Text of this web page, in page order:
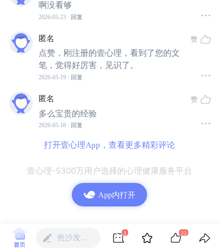
在人生低谷，无数人借助心理学的力量，重新认识自己，
人者，陪伴更多人走出心灵荒漠。
其中有很多非心理学专业的人，心中满是疑惑：
① 我很喜欢心理学，但非心理学专业也能成为心理助人者
吗？
咨询师证吗？
非心理学专业如何
啊没看够
2026-05-23 · 回复
匿名
点赞，刚注册的壹心理，看到了您的文
笔，觉得好厉害，见识了。
2026-05-19 · 回复
赞
匿名
多么宝贵的经验
2026-05-18 · 回复
赞
打开壹心理App，查看更多精彩评论
壹心理-5300万用户选择的心理健康服务平台
抢沙发…
3 22
App内打开